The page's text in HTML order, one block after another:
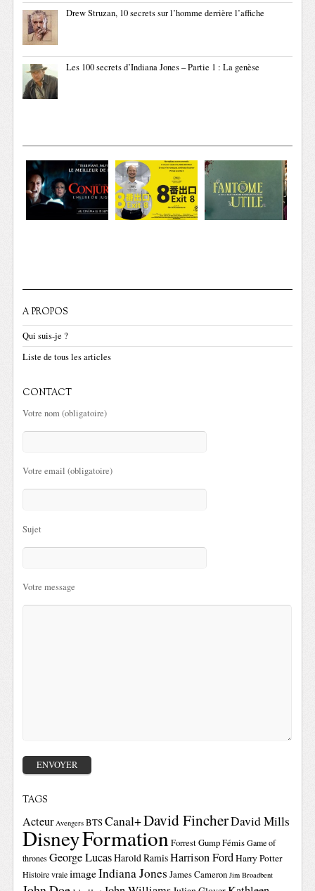
Drew Struzan, 10 secrets sur l’homme derrière l’affiche
Les 100 secrets d’Indiana Jones – Partie 1 : La genèse
A PROPOS
Qui suis-je ?
Liste de tous les articles
CONTACT
Votre nom (obligatoire)
Votre email (obligatoire)
Sujet
Votre message
TAGS
Acteur Avengers BTSCanal+David FincherDavid Mills
DisneyFormationForrest GumpFémis Game of
thrones George LucasHarold RamisHarrison FordHarry Potter
Histoire vraie imageIndiana Jones James Cameron Jim Broadbent